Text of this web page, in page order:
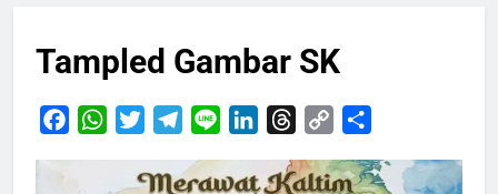
Tampled Gambar SK
FacebookWhatsApp
TwitterTelegram
Line LinkedInThreads
Copy